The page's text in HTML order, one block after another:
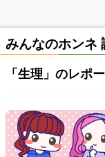
みんなのホンネ
「生理」のレポ